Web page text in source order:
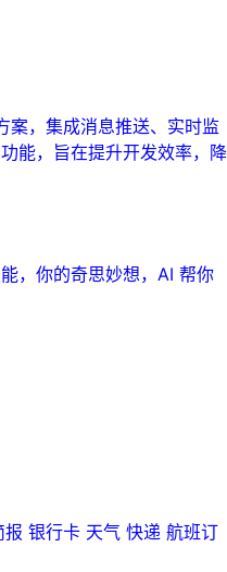
案，集成消息推送、实时监
能，旨在提升开发效率，降
，你的奇思妙想，AI 帮你
报 银行卡 天气 快递 航班订